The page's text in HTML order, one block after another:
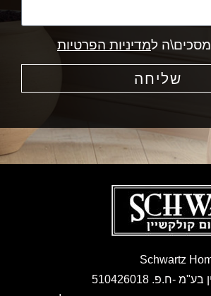
מסכים\ה למדיניות הפרטיות
שליחה
-ח.פ. 510426018